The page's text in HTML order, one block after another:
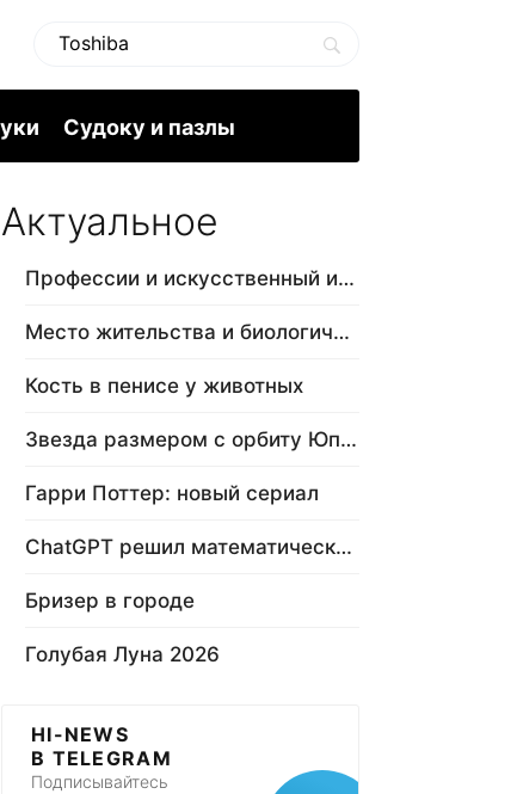
Судоку и пазлы
Актуальное
Профессии и искусственный интеллект
Место жительства и биологический в…
Кость в пенисе у животных
Звезда размером с орбиту Юпитера
Гарри Поттер: новый сериал
ChatGPT решил математическую задачу
Бризер в городе
Голубая Луна 2026
HI-NEWS
В TELEGRAM
Подписывайтесь